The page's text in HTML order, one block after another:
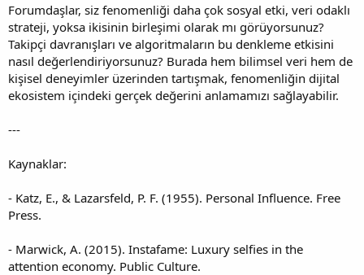
Forumdaşlar, siz fenomenliği daha çok sosyal etki, veri odaklı
strateji, yoksa ikisinin birleşimi olarak mı görüyorsunuz?
Takipçi davranışları ve algoritmaların bu denkleme etkisini
nasıl değerlendiriyorsunuz? Burada hem bilimsel veri hem de
kişisel deneyimler üzerinden tartışmak, fenomenliğin dijital
ekosistem içindeki gerçek değerini anlamamızı sağlayabilir.
---
Kaynaklar:
- Katz, E., & Lazarsfeld, P. F. (1955). Personal Influence. Free
Press.
- Marwick, A. (2015). Instafame: Luxury selfies in the
attention economy. Public Culture.